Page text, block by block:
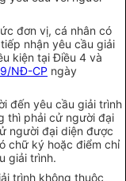
đơn vị, cá nhân có
nhận yêu cầu giải
kiện tại Điều 4 và
NĐ-CP ngày
đến yêu cầu giải trình
thì phải cử người đại
người đại diện được
chữ ký hoặc điểm chỉ
giải trình.
trình không thuộc